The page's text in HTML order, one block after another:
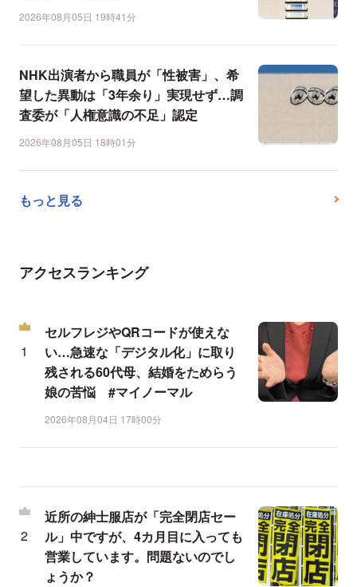
2026年08月05日 19時41分
NHK出演者から職員が「性被害」、希
望した異動は「3年余り」実現せず…調
査委が「人権意識の不足」認定
2026年08月05日 18時01分
もっと見る
アクセスランキング
セルフレジやQRコードが使えな
い…急速な「デジタル化」に取り
残される60代母、結婚をためらう
娘の苦悩 #マイノーマル
2026年08月04日 17時00分
近所の紳士服店が「完全閉店セー
ル」中ですが、4カ月目に入っても
営業しています。問題ないのでし
ょうか？